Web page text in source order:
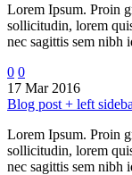
Lorem Ipsum. Proin
sollicitudin, lorem
nec sagittis sem nibh
0 0
17 Mar 2016
Blog post + left
Lorem Ipsum. Proin
sollicitudin, lorem
nec sagittis sem nibh